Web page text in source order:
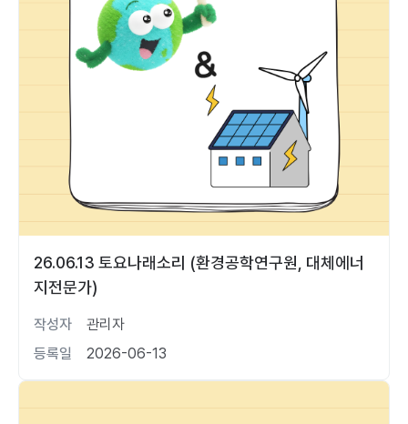
26.06.13 토요나래소리 (환경공학연구원, 대체에너
지전문가)
작성자
관리자
등록일
2026-06-13